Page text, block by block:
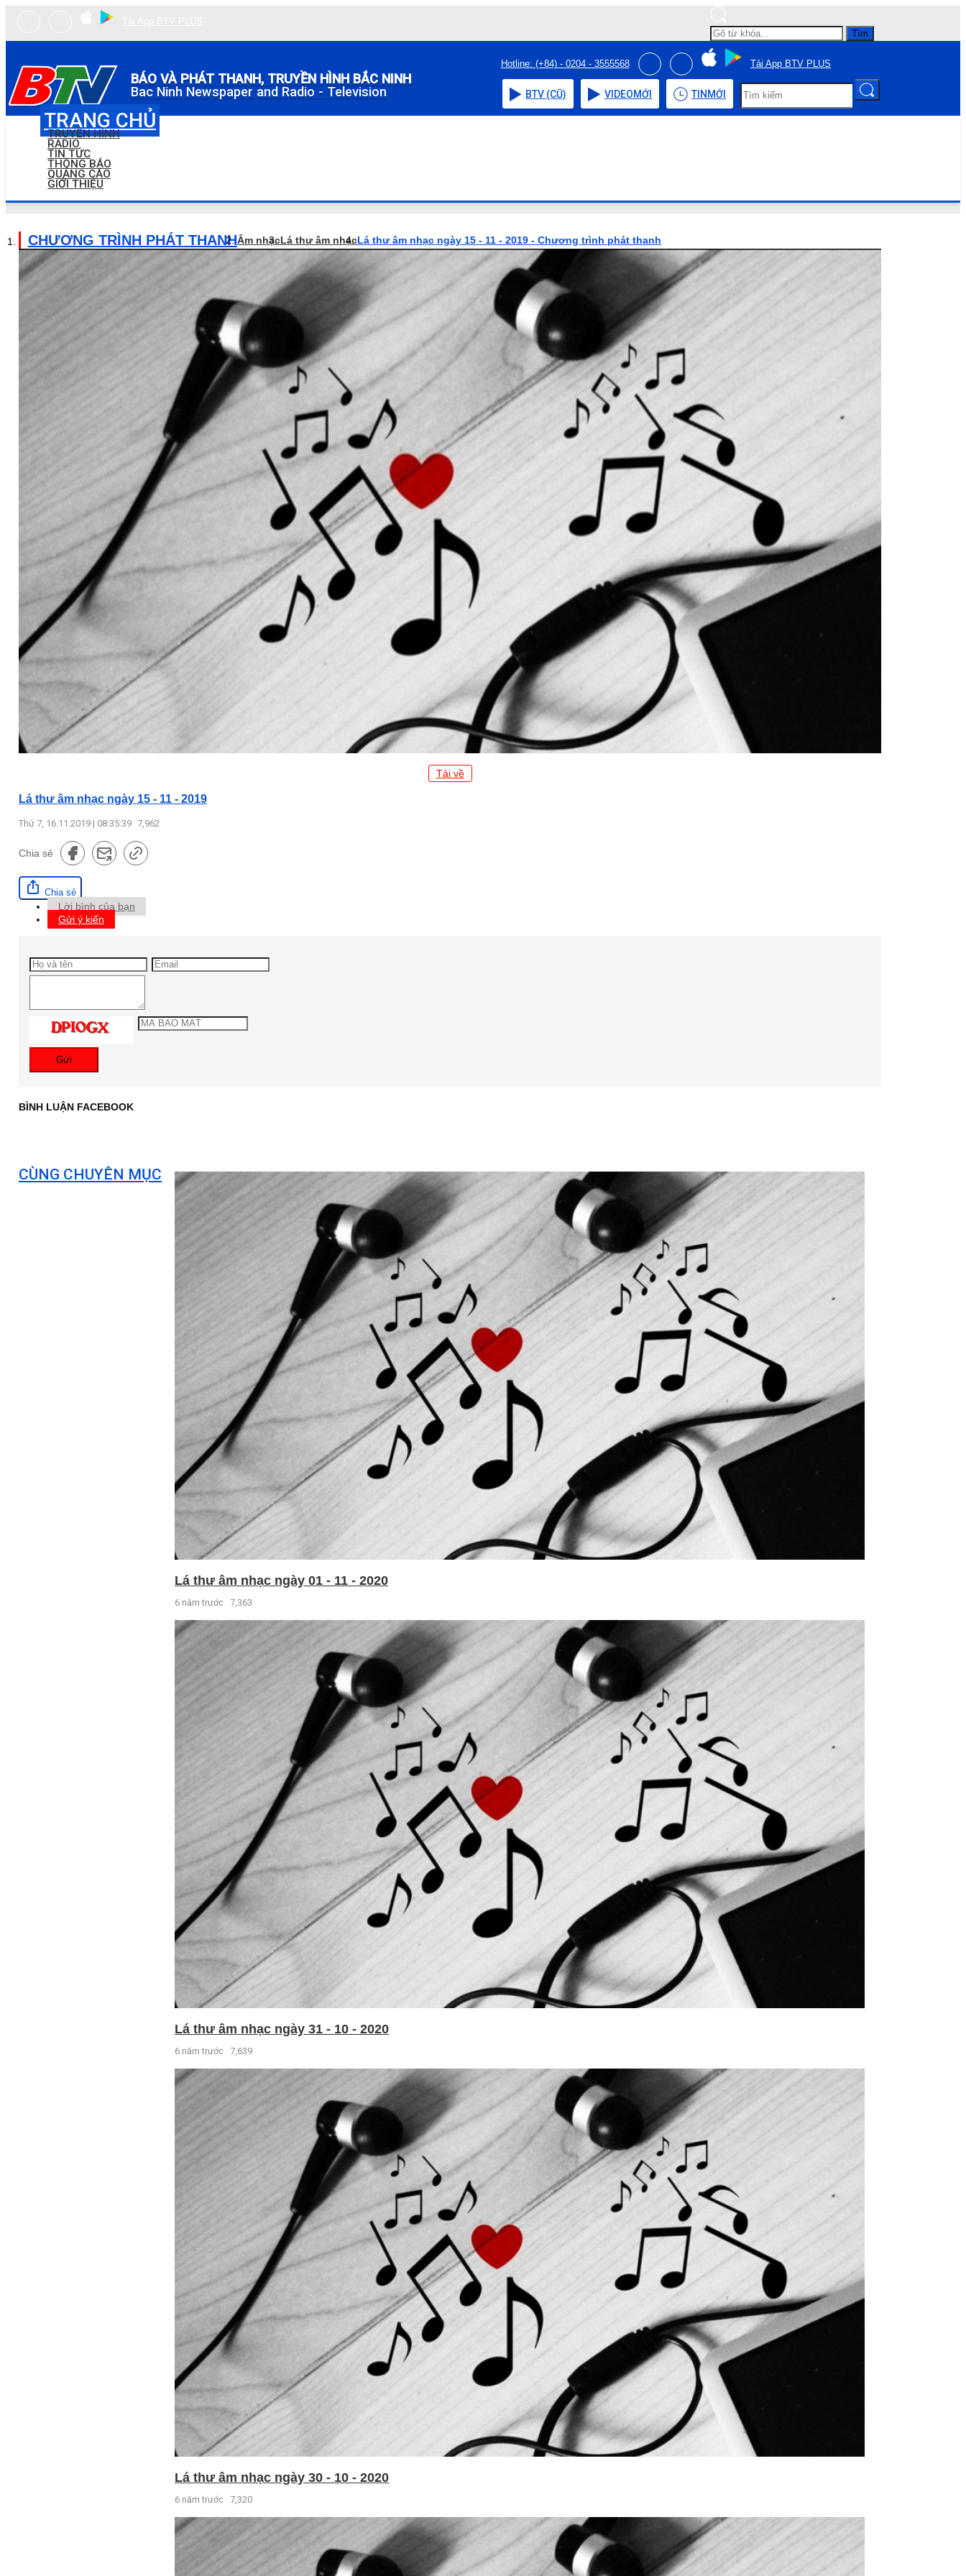
Tìm
BÁO VÀ PHÁT THANH, TRUYỀN HÌNH BẮC NINH
Bac Ninh Newspaper and Radio - Television
Hotline: (+84) - 0204 - 3555568 Tải App BTV PLUS
BTV (CŨ) VIDEOMỚI TIN MỚI
TRANG CHỦ
TRUYỀN HÌNH
RADIO
TIN TỨC
THÔNG BÁO
QUẢNG CÁO
GIỚI THIỆU
CHƯƠNG TRÌNH PHÁT THANHÂm nhạcLá thư âm nhạcLá thư âm nhạc ngày 15 - 11 - 2019 - Chương trình phát thanh
Tải về
Lá thư âm nhạc ngày 15 - 11 - 2019
Thứ 7, 16.11.2019 | 08:35:39 7,962
Chia sẻ
Chia sẻ
Lời bình của bạn
Gửi ý kiến
Gửi
BÌNH LUẬN FACEBOOK
CÙNG CHUYÊN MỤC
Lá thư âm nhạc ngày 01 - 11 - 2020
6 năm trước 7,363
Lá thư âm nhạc ngày 31 - 10 - 2020
6 năm trước 7,639
Lá thư âm nhạc ngày 30 - 10 - 2020
6 năm trước 7,320